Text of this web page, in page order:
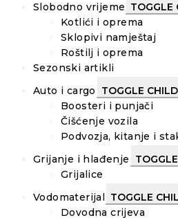
Slobodno vrijeme TOGGLE
Kotlići i oprema
Sklopivi namještaj
Roštilj i oprema
Sezonski artikli
Auto i cargo
TOGGLE
Boosteri i punjači
Čišćenje vozila
Podvozja, kitanje i
Grijanje i hlađenje
Grijalice
Vodomaterijal
TOGGLE
Dovodna crijeva